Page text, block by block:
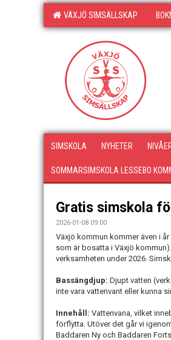
VÄXJÖ SIMSÄLLSKAP
SIMSKOLA NYHETER
SOMMARSIMSKOLA LESSEBO
Gratis simskola
2026-01-08 09:00
Växjö kommun kommer även i
som är bosatta i Växjö
verksamheten under 2026.
Bassängdjup: Djupt vatten
inte vara vattenvant eller kunna
Innehåll: Vattenvana, vilket
förflytta. Utöver det går vi
Baddaren Ny och Baddaren